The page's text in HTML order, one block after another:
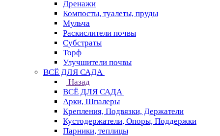
Дренажи
Компосты, туалеты, пруды
Мульча
Раскислители почвы
Субстраты
Торф
Улучшители почвы
ВСЁ ДЛЯ САДА
Назад
ВСЁ ДЛЯ САДА
Арки, Шпалеры
Крепления, Подвязки, Держатели
Кустодержатели, Опоры, Поддержки
Парники, теплицы